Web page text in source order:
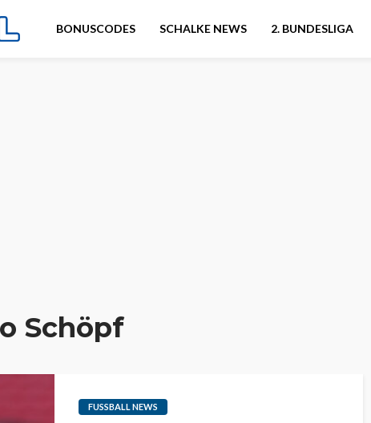
BONUSCODES SCHALKE NEWS 2. BUNDESLIGA
Schöpf
FUSSBALL NEWS